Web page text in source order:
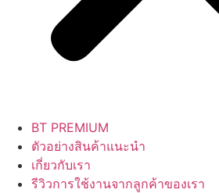
BT PREMIUM
ตัวอย่างสินค้าแนะนำ
เกี่ยวกับเรา
รีวิวการใช้งานจากลูกค้าของเรา